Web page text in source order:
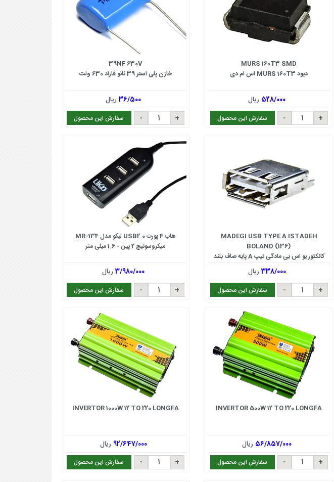
MURS 160T3 SMD
دیود MURS 160T3 اس ام دی
528/000 ریال
سفارش این محصول
39NF 630V
خازن پلی استر 39 نانو فاراد 630 ولت
36/500ریال
سفارش این محصول
MADEGI USB TYPE A ISTADEH
BOLAND (136)
کانکتور یو اس بی مادگی تيپ A پايه صاف بلند
338/000ریال
سفارش این محصول
هاب 4 پورت USB2.0 لیکو مدل MR-134
میکروسوئیچ 2 پین - 1.6 میلی متر
3/980/000ریال
سفارش این محصول
INVERTOR 500W 12 TO 220 LONGFA
56/857/000 ریال
سفارش این محصول
INVERTOR 1000W 12 TO 220 LONGFA
92/647/000 ریال
سفارش این محصول